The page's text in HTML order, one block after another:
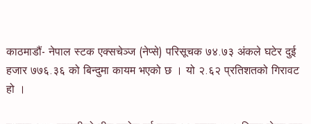
काठमाडौं- नेपाल स्टक एक्सचेञ्ज (नेप्से) परिसूचक ७४.७३ अंकले घटेर दुई
हजार ७७६.३६ को बिन्दुमा कायम भएको छ । यो २.६२ प्रतिशतको गिरावट
हो ।